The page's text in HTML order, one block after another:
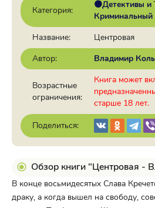
Категория:
🟠Детективы и
Криминальный
Название:
Центровая
Автор:
Владимир
Возрастные
ограничения:
Книга может
старше 18 лет.
Поделиться:
Обзор книги "Центровая -
В конце восьмидесятых Слава
драку, а когда вышел на свободу,